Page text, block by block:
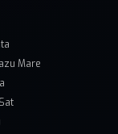
Mare